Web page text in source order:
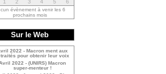
1
2 3 4 5 6
évènement à venir les 6
prochains mois
Sur le Web
2022 - Macron ment aux
pour obtenir leur voix
2022 - (UNIRS) Macron
super-menteur !